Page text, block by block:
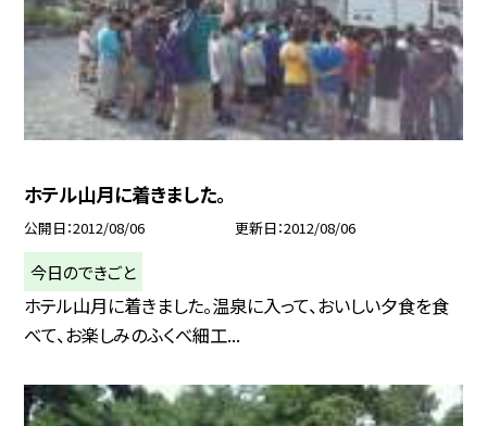
ホテル山月に着きました。
公開日 2012/08/06 更新日 2012/08/06
今日のできごと
ホテル山月に着きました。温泉に入って、おいしい夕食を食
べて、お楽しみのふくべ細工...